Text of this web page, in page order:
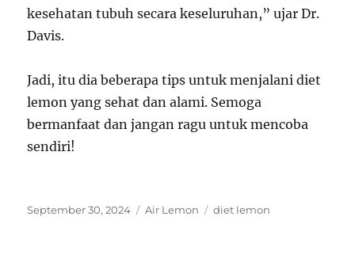
kesehatan tubuh secara keseluruhan,” ujar Dr.
Davis.
Jadi, itu dia beberapa tips untuk menjalani diet
lemon yang sehat dan alami. Semoga
bermanfaat dan jangan ragu untuk mencoba
sendiri!
Posted
September 30, 2024 Categories
Air Lemon Tags
diet lemon